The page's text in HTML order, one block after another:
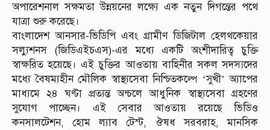
অপারেশনাল সক্ষমতা উন্নয়নের লক্ষ্যে এক নতুন দিগন্তের পথে
যাত্রা শুরু করেছে।
বাংলাদেশ আনসার-ভিডিপি এবং গ্রামীণ ডিজিটাল হেলথকেয়ার
সল্যুশনস (জিডিএইচএস)-এর মধ্যে একটি অংশীদারিত্ব চুক্তি
স্বাক্ষরিত হয়েছে। এই চুক্তির আওতায় বাহিনীর সকল সদস্যদের
মধ্যে বৈষম্যহীন মৌলিক স্বাস্থ্যসেবা নিশ্চিতকল্পে ‘সুখী’ অ্যাপের
মাধ্যমে ২৪ ঘণ্টা প্রত্যন্ত অন্চলে আধুনিক স্বাস্থ্যসেবা গ্রহণের
সুযোগ পাচ্ছেন। এই সেবার আওতায় রয়েছে ভিডিও
কনসালটেশন, হোম ল্যাব টেস্ট, ঔষধ সরবরাহ, মানসিক